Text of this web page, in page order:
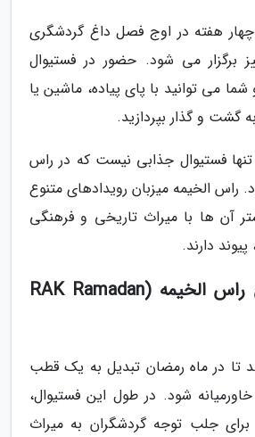
چهار هفته در اوج فصل داغ گردشگری
برگزار می شود. حضور در فستیوال
می توانید با پای پیاده، ماشین یا
گشت و گذار بپردازید.
تنها فستیوال جذابی نیست که در راس
راس الخیمه میزبان رویدادهای متنوع
آن ها با میراث تاریخی و فرهنگی
دارند.
فستیوال رمضان راس الخیمه (RAK Ramadan
تا در ماه رمضان تبدیل به یک قطب
شود. در طول این فستیوال،
جلب توجه گردشگران به میراث